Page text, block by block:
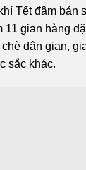
Tết đậm bản
11 gian hàng
dân gian,
sắc khác.